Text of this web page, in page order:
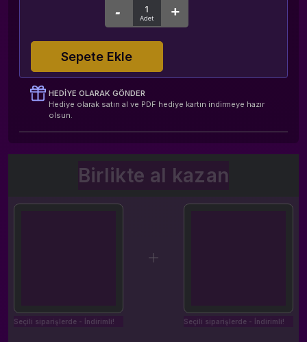
Sepete Ekle
HEDIYE OLARAK GÖNDER
Hediye olarak satın al ve PDF hediye kartın indirmeye hazır
olsun.
Birlikte al kazan
Seçili siparişlerde - İndirimli! Seçili siparişlerde - İndirimli!